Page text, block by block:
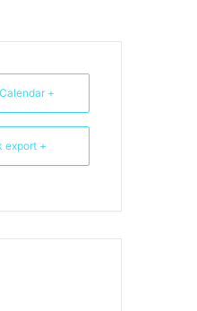
+ Add to Google Calendar
+ iCal / Outlook export